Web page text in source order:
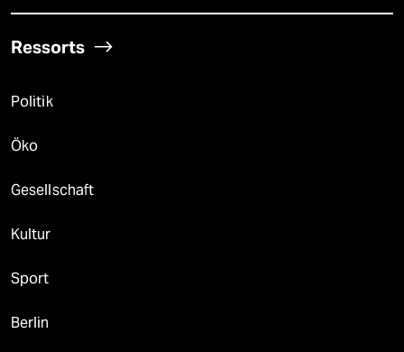
Ressorts
Politik
Öko
Gesellschaft
Kultur
Sport
Berlin